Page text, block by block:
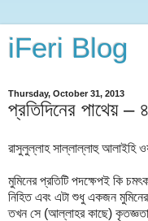
iFeri Blog
Thursday, October 31, 2013
প্রতিদিনের পাথেয় – ৪
রাসুলুল্লাহ সাল্লাল্লাহু আলাইহি
মুমিনের প্রতিটি পদক্ষেপই কি
নিহিত এবং এটা শুধু একজন
তখন সে (আল্লাহর কাছে)